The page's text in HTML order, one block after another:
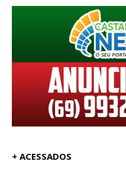
+ ACESSADOS